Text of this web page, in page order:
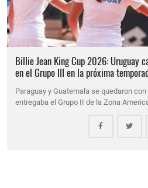
Billie Jean King Cup 2026: Uruguay
en el Grupo III en la próxima
Paraguay y Guatemala se quedaron
entregaba el Grupo II de la Zona